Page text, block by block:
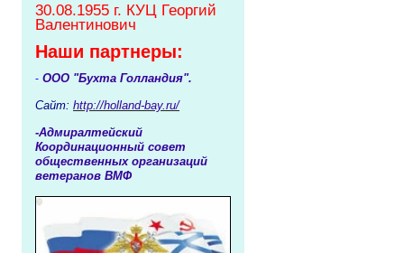
30.08.1955 г. КУЦ Георгий
Валентинович
Наши партнеры:
- ООО "Бухта Голландия".
Сайт: http://holland-bay.ru/
-Адмиралтейский
Координационный совет
общественных организаций
ветеранов ВМФ